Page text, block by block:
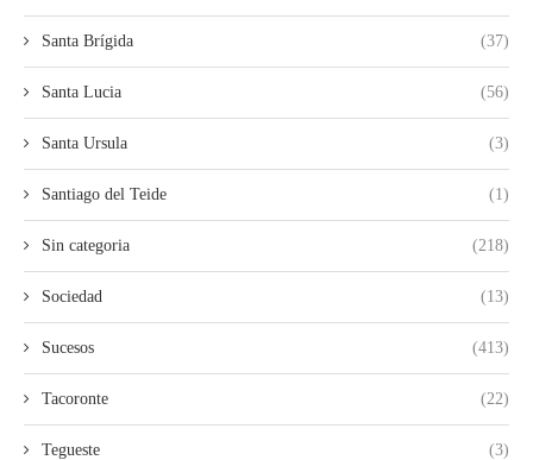
Santa Brígida (37)
Santa Lucia (56)
Santa Ursula (3)
Santiago del Teide (1)
Sin categoria (218)
Sociedad (13)
Sucesos (413)
Tacoronte (22)
Tegueste (3)